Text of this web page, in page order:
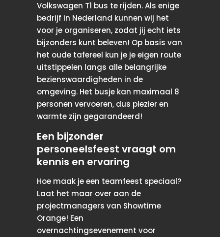
Volkswagen T1 bus te rijden. Als enige
bedrijf in Nederland kunnen wij het
voor je organiseren, zodat jij echt iets
bijzonders kunt beleven! Op basis van
het oude tafereel kun je je eigen route
uitstippelen langs alle belangrijke
bezienswaardigheden in de
omgeving. Het busje kan maximaal 8
personen vervoeren, dus plezier en
warmte zijn gegarandeerd!
Een bijzonder
personeelsfeest vraagt ​​om
kennis en ervaring
Hoe maak je een teamfeest speciaal?
Laat het maar over aan de
projectmanagers van Showtime
Orange! Een
overnachtingsevenement voor